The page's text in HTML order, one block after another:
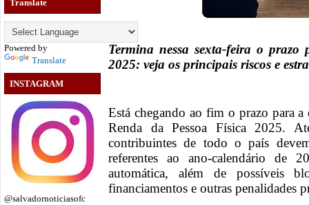
Translate
Powered by
Translate
INSTAGRAM
@salvadornoticiasofc
Termina nessa sexta-feira o
2025: veja os principais riscos e
Está chegando ao fim o prazo para
Renda da Pessoa Física 2025.
contribuintes de todo o país
referentes ao ano-calendário de
automática, além de possíveis
financiamentos e outras penalidades